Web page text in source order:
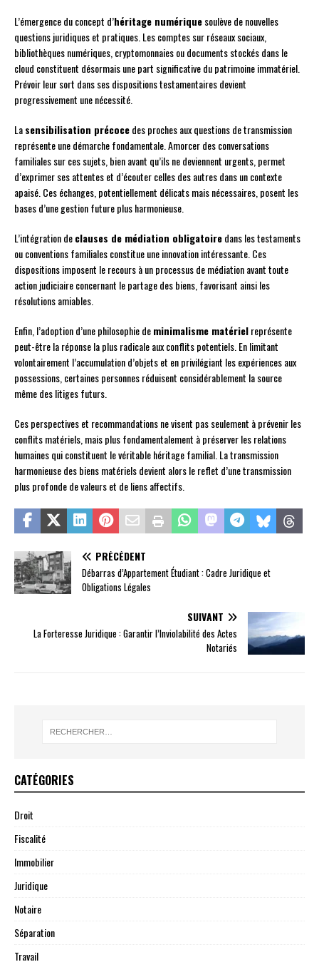
L’émergence du concept d’héritage numériquesoulève de nouvelles
questions juridiques et pratiques. Les comptes sur réseaux sociaux,
bibliothèques numériques, cryptomonnaies ou documents stockés dans le
cloud constituent désormais une part significative du patrimoine immatériel.
Prévoir leur sort dans ses dispositions testamentaires devient
progressivement une nécessité.
Lasensibilisation précocedes proches aux questions de transmission
représente une démarche fondamentale. Amorcer des conversations
familiales sur ces sujets, bien avant qu’ils ne deviennent urgents, permet
d’exprimer ses attentes et d’écouter celles des autres dans un contexte
apaisé. Ces échanges, potentiellement délicats mais nécessaires, posent les
bases d’une gestion future plus harmonieuse.
L’intégration declauses de médiation obligatoiredans les testaments
ou conventions familiales constitue une innovation intéressante. Ces
dispositions imposent le recours à un processus de médiation avant toute
action judiciaire concernant le partage des biens, favorisant ainsi les
résolutions amiables.
Enfin, l’adoption d’une philosophie deminimalisme matérielreprésente
peut-être la réponse la plus radicale aux conflits potentiels. En limitant
volontairement l’accumulation d’objets et en privilégiant les expériences aux
possessions, certaines personnes réduisent considérablement la source
même des litiges futurs.
Ces perspectives et recommandations ne visent pas seulement à prévenir les
conflits matériels, mais plus fondamentalement à préserver les relations
humaines qui constituent le véritable héritage familial. La transmission
harmonieuse des biens matériels devient alors le reflet d’une transmission
plus profonde de valeurs et de liens affectifs.
PRÉCÉDENT
Débarras d’Appartement Étudiant : Cadre Juridique et
Obligations Légales
SUIVANT
La Forteresse Juridique : Garantir l’Inviolabilité des Actes
Notariés
CATÉGORIES
Droit
Fiscalité
Immobilier
Juridique
Notaire
Séparation
Travail